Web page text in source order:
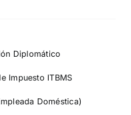
Diplomático
Impuesto ITBMS
Doméstica)